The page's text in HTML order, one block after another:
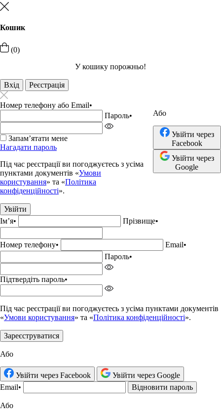
Кошик
(0)
У кошику порожньо!
Вхід Реєстрація
Номер телефону або Email•
Пароль•
Запамʼятати мене
Нагадати пароль
Під час реєстрації ви погоджуєтесь з усіма
пунктами документів «Умови
користування» та «Політика
конфіденційності».
Увійти
Або
Увійти через
Facebook
Увійти через
Google
Імʼя• Прізвище•
Номер телефону• Email•
Пароль•
Підтвердіть пароль•
Під час реєстрації ви погоджуєтесь з усіма пунктами документів
«Умови користування» та «Політика конфіденційності».
Зареєструватися
Або
Увійти через Facebook
Увійти через Google
Email• Відновити пароль
Або